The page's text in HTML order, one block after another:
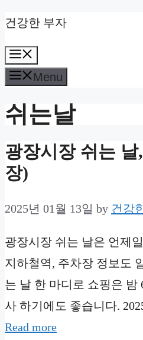
Skip
to
content
건강한 부자
Menu
쉬는날
광장시장 쉬는
장)
2025년 01월 13일 by 건강
광장시장 쉬는 날은 언제
지하철역, 주차장 정보도
는 날 한 마디로 쇼핑은 밤
사 하기에도 좋습니다.
Read more